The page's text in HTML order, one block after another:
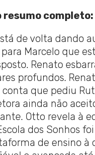
resumo completo:
de volta dando
Marcelo que
Renato
profundos.
conta que pediu
ainda não
Otto revela à
dos Sonhos
de ensino à